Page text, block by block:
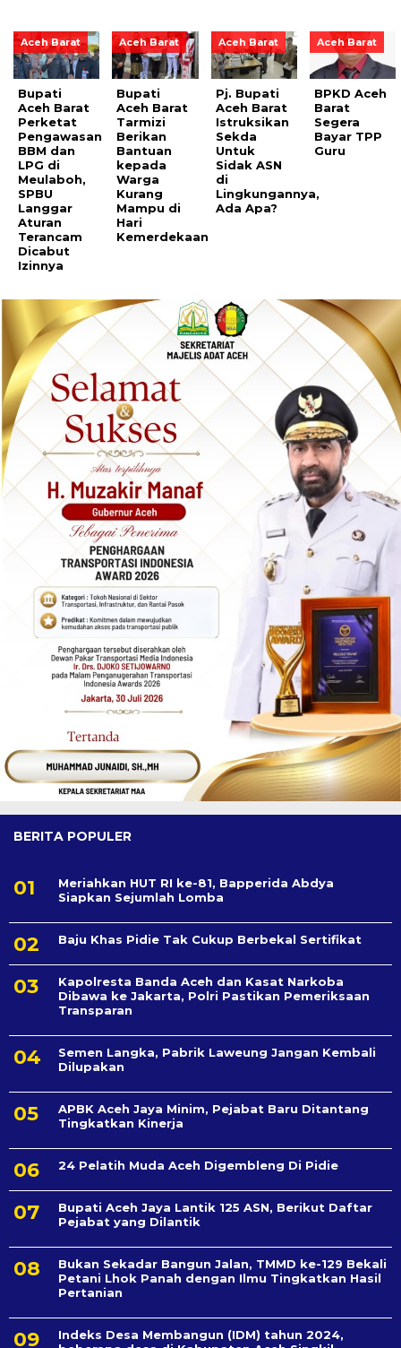
Aceh Barat
Bupati
Aceh Barat
Perketat
Pengawasan
BBM dan
LPG di
Meulaboh,
SPBU
Langgar
Aturan
Terancam
Dicabut
Izinnya
Aceh Barat
Bupati
Aceh Barat
Tarmizi
Berikan
Bantuan
kepada
Warga
Kurang
Mampu di
Hari
Kemerdekaan
Aceh Barat
Pj. Bupati
Aceh Barat
Istruksikan
Sekda
Untuk
Sidak ASN
di
Lingkungannya,
Ada Apa?
Aceh Barat
BPKD Aceh
Barat
Segera
Bayar TPP
Guru
BERITA POPULER
Meriahkan HUT RI ke-81, Bapperida Abdya
Siapkan Sejumlah Lomba
Baju Khas Pidie Tak Cukup Berbekal Sertifikat
Kapolresta Banda Aceh dan Kasat Narkoba
Dibawa ke Jakarta, Polri Pastikan Pemeriksaan
Transparan
Semen Langka, Pabrik Laweung Jangan Kembali
Dilupakan
APBK Aceh Jaya Minim, Pejabat Baru Ditantang
Tingkatkan Kinerja
24 Pelatih Muda Aceh Digembleng Di Pidie
Bupati Aceh Jaya Lantik 125 ASN, Berikut Daftar
Pejabat yang Dilantik
Bukan Sekadar Bangun Jalan, TMMD ke-129 Bekali
Petani Lhok Panah dengan Ilmu Tingkatkan Hasil
Pertanian
Indeks Desa Membangun (IDM) tahun 2024,